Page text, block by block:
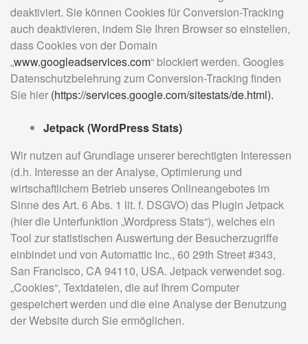
deaktiviert. Sie können Cookies für Conversion-Tracking
auch deaktivieren, indem Sie Ihren Browser so einstellen,
dass Cookies von der Domain
„www.googleadservices.com“ blockiert werden. Googles
Datenschutzbelehrung zum Conversion-Tracking finden
Sie hier (https://services.google.com/sitestats/de.html).
Jetpack (WordPress Stats)
Wir nutzen auf Grundlage unserer berechtigten Interessen
(d.h. Interesse an der Analyse, Optimierung und
wirtschaftlichem Betrieb unseres Onlineangebotes im
Sinne des Art. 6 Abs. 1 lit. f. DSGVO) das Plugin Jetpack
(hier die Unterfunktion „Wordpress Stats“), welches ein
Tool zur statistischen Auswertung der Besucherzugriffe
einbindet und von Automattic Inc., 60 29th Street #343,
San Francisco, CA 94110, USA. Jetpack verwendet sog.
„Cookies“, Textdateien, die auf Ihrem Computer
gespeichert werden und die eine Analyse der Benutzung
der Website durch Sie ermöglichen.